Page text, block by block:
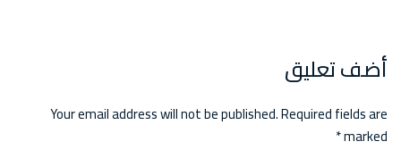
أضف تعليق
Your email address will not be published. Required fields are
marked *